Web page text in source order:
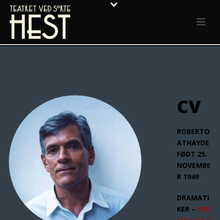
CV
ROBERTO
ATHAYDE
FØDT 25.
NOVEMBE
R 1949
DRAMATI
KER – FRK.